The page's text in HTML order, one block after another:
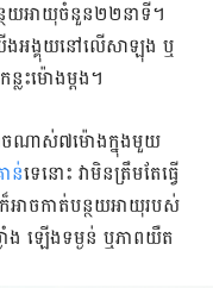
យ​អាយុ​ចំនួន​២២​នាទី​។​
ង​អង្គុយ​នៅ​លើ​សាឡុង​ ឬ​​​
លះ​ម៉ោង​​ម្តង​។
ច​ណាស់​៧​ម៉ោង​ក្នុង​មួយ​
ន់​ទេ​នោះ​ វា​មិន​ត្រឹម​តែ​ធ្វើ​
អាច​កាត់​បន្ថយ​អាយុ​របស់​
ង ឡើង​ទម្ងន់​ ឬ​​ភាព​យឺត